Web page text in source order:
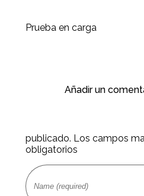
Prueba en carga